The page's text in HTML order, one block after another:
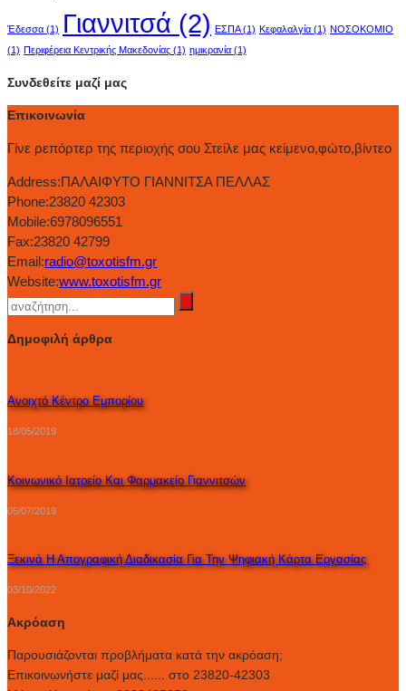
Έδεσσα (1) Γιαννιτσά (2) ΕΣΠΑ(1) Κεφαλαλγία (1) ΝΟΣΟΚΟΜΙΟ
(1) Περιφέρεια Κεντρικής Μακεδονίας (1) ημικρανία (1)
Συνδεθείτε μαζί μας
Επικοινωνία
Γίνε ρεπόρτερ της περιοχής σου Στείλε μας κείμενο,φώτο,βίντεο
Address:ΠΑΛΑΙΦΥΤΟ ΓΙΑΝΝΙΤΣΑ ΠΕΛΛΑΣ
Phone:23820 42303
Mobile:6978096551
Fax:23820 42799
Email:radio@toxotisfm.gr
Website:www.toxotisfm.gr
Δημοφιλή άρθρα
Ανοιχτό Κέντρο Εμπορίου
18/05/2019
Κοινωνικό Ιατρείο Και Φαρμακείο Γιαννιτσών
05/07/2019
Ξεκινά Η Απογραφική Διαδικασία Για Την Ψηφιακή Κάρτα Εργασίας
03/10/2022
Ακρόαση
Παρουσιάζονται προβλήματα κατά την ακρόαση;
Επικοινωνήστε μαζί μας...... στο 23820-42303